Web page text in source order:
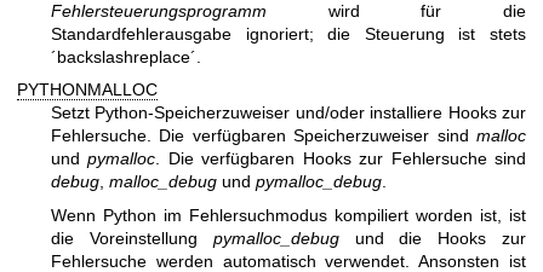
Fehlersteuerungsprogramm wird für die
Standardfehlerausgabe ignoriert; die Steuerung ist stets
´backslashreplace´.
PYTHONMALLOC
Setzt Python-Speicherzuweiser und/oder installiere Hooks zur
Fehlersuche. Die verfügbaren Speicherzuweiser sind malloc
undpymalloc. Die verfügbaren Hooks zur Fehlersuche sind
debug, malloc_debug und pymalloc_debug.
Wenn Python im Fehlersuchmodus kompiliert worden ist, ist
die Voreinstellung pymalloc_debugund die Hooks zur
Fehlersuche werden automatisch verwendet. Ansonsten ist